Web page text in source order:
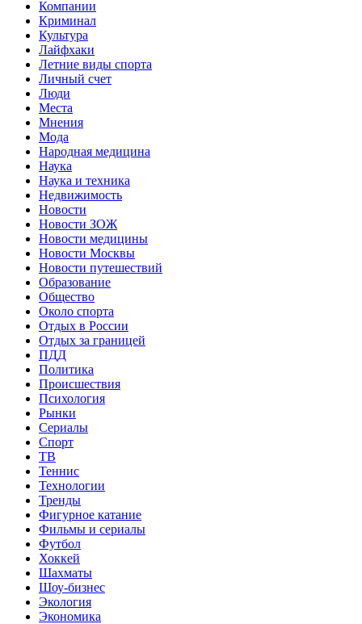
Компании
Криминал
Культура
Лайфхаки
Летние виды спорта
Личный счет
Люди
Места
Мнения
Мода
Народная медицина
Наука
Наука и техника
Недвижимость
Новости
Новости ЗОЖ
Новости медицины
Новости Москвы
Новости путешествий
Образование
Общество
Около спорта
Отдых в России
Отдых за границей
ПДД
Политика
Происшествия
Психология
Рынки
Сериалы
Спорт
ТВ
Теннис
Технологии
Тренды
Фигурное катание
Фильмы и сериалы
Футбол
Хоккей
Шахматы
Шоу-бизнес
Экология
Экономика